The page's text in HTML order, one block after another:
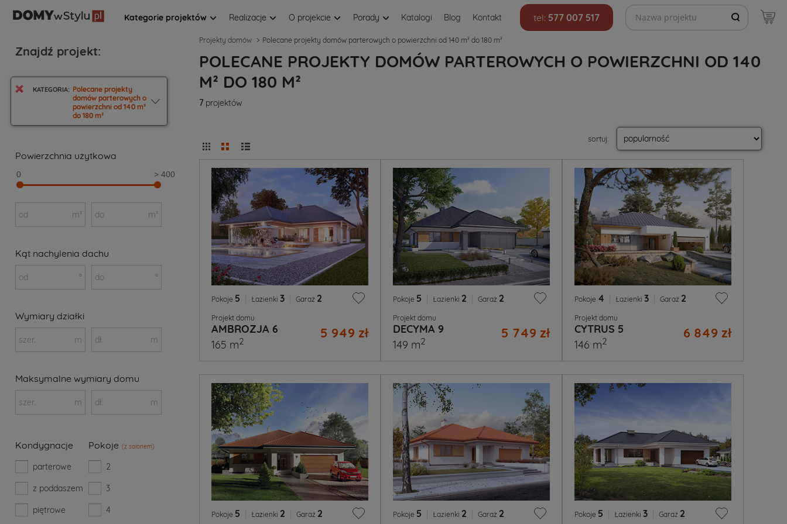
Kategorie projektów Realizacje O projekcie Porady Katalogi Blog Kontakt tel: 577 007 517
Szukaj projektów
Projekty domów Polecane projekty domów parterowych o powierzchni od 140 m² do 180 m²
POLECANE PROJEKTY DOMÓW PARTEROWYCH O POWIERZCHNI OD 140
M² DO 180 M²
7projektów
sortuj:
Pokoje 5 Łazienki 3 Garaż 2
Projekt domu
AMBROZJA 6 5 949 zł
165 m2
Pokoje 5 Łazienki 2 Garaż 2
Projekt domu
DECYMA 9 5 749 zł
149 m2
Pokoje 4 Łazienki 3 Garaż 2
Projekt domu
CYTRUS 5 6 849 zł
146 m2
Pokoje 5 Łazienki 2 Garaż 2 Pokoje 5 Łazienki 2 Garaż 2 Pokoje 5 Łazienki 3 Garaż 2
Znajdź projekt:
KATEGORIA: Polecane projekty
domów parterowych o
powierzchni od 140 m²
do 180 m²
Powierzchnia użytkowa
0 > 400
od m² do m²
Kąt nachylenia dachu
od ° do °
Wymiary działki
szer. m dł. m
Maksymalne wymiary domu
szer. m dł. m
Kondygnacje
parterowe
z poddaszem
piętrowe
Pokoje (z salonem)
2
3
4